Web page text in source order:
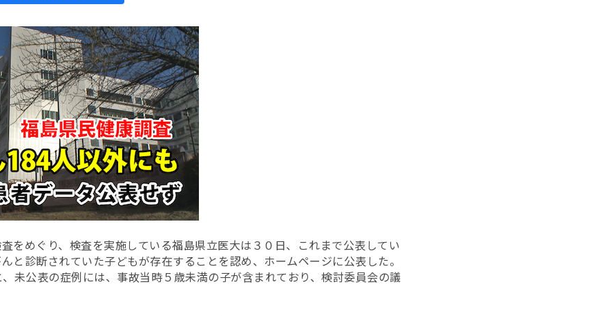
をめぐり、検査を実施している福島県立医大は３０日、これまで公表してい
と診断されていた子どもが存在することを認め、ホームページに公表した。
未公表の症例には、事故当時５歳未満の子が含まれており、検討委員会の議